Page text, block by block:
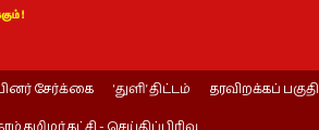
சேர்க்கை ‘துளி’ திட்டம் தரவிறக்கப் பகுதி